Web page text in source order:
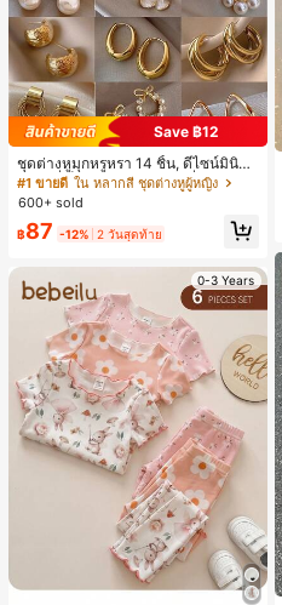
Save ฿12
ชุดต่างหูมุกหรูหรา 14 ชิ้น, ดีไซน์มินิมอ
ลใหม่ที่เป็นเอกลักษณ์ ต่างหูที่สง่างาม
สำหรับผู้หญิง, ของขวัญสำหรับเธอ
#1 ขายดี ใน หลากสี ชุดต่างหูผู้หญิง
600+ sold
฿87 -12% 2 วันสุดท้าย
0-3 Years